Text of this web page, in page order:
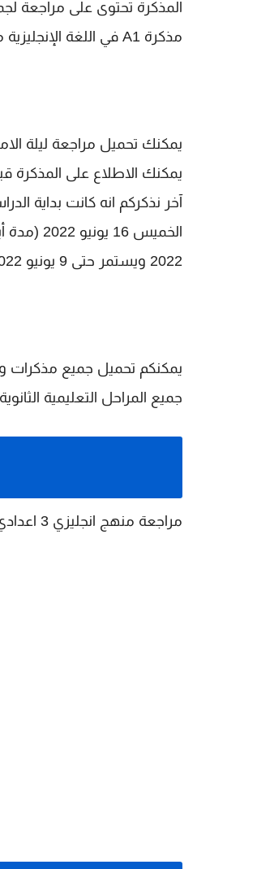
مذكرة A1 في اللغة الإنجليزية من افضل المذكرات حيث تحتوى على مراجعة المنهج بطريقة سهلة ومبسطة.
يمكنك الاطلاع على
2022 ويستمر حتى 9 يونيو 2022 (مدة الدراسة الفعلية 97 يومًا).
يمكنكم تحميل جميع مذكرات
جميع المراحل التعليمية
مراجعة منهج انجليزي 3 اعدادي ترم ثاني: